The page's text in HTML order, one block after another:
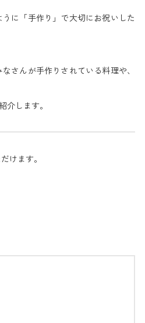
に「手作り」で大切にお祝いした
さんが手作りされている料理や、
します。
けます。